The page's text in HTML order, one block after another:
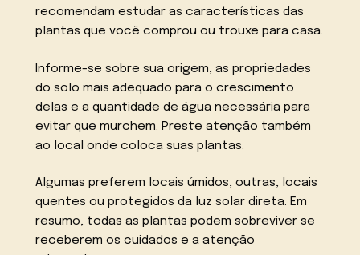
recomendam estudar as características das
plantas que você comprou ou trouxe para casa.
Informe-se sobre sua origem, as propriedades
do solo mais adequado para o crescimento
delas e a quantidade de água necessária para
evitar que murchem. Preste atenção também
ao local onde coloca suas plantas.
Algumas preferem locais úmidos, outras, locais
quentes ou protegidos da luz solar direta. Em
resumo, todas as plantas podem sobreviver se
receberem os cuidados e a atenção